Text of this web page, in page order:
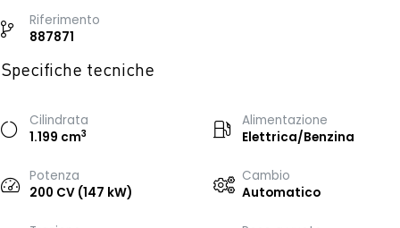
Riferimento
887871
Specifiche tecniche
Cilindrata
1.199 cm3
Alimentazione
Elettrica/Benzina
Potenza
200 CV (147 kW)
Cambio
Automatico